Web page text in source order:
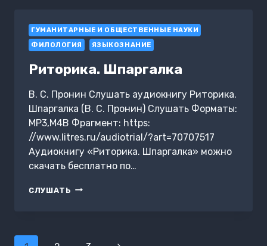
ГУМАНИТАРНЫЕ И ОБЩЕСТВЕННЫЕ НАУКИ
ФИЛОЛОГИЯ
ЯЗЫКОЗНАНИЕ
Риторика. Шпаргалка
В. С. Пронин Слушать аудиокнигу Риторика.
Шпаргалка (В. С. Пронин) Слушать Форматы:
MP3,M4B Фрагмент: https:
//www.litres.ru/audiotrial/?art=70707517
Аудиокнигу «Риторика. Шпаргалка» можно
скачать бесплатно по…
СЛУШАТЬ РИТОРИКА.